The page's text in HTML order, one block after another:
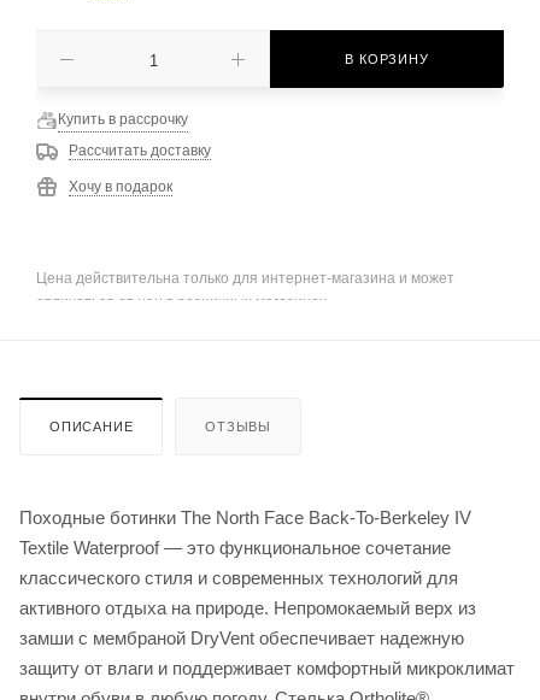
В КОРЗИНУ
Купить в рассрочку
Рассчитать доставку
Хочу в подарок
Цена действительна только для интернет-магазина и может
отличаться от цен в розничных магазинах
ОПИСАНИЕ ОТЗЫВЫ
Походные ботинки The North Face Back-To-Berkeley IV
Textile Waterproof — это функциональное сочетание
классического стиля и современных технологий для
активного отдыха на природе. Непромокаемый верх из
замши с мембраной DryVent обеспечивает надежную
защиту от влаги и поддерживает комфортный микроклимат